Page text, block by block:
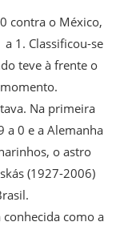
contra o México,
1. Classificou-se
teve à frente o
Na primeira
a 0 e a Alemanha
o astro
(1927-2006)
como a